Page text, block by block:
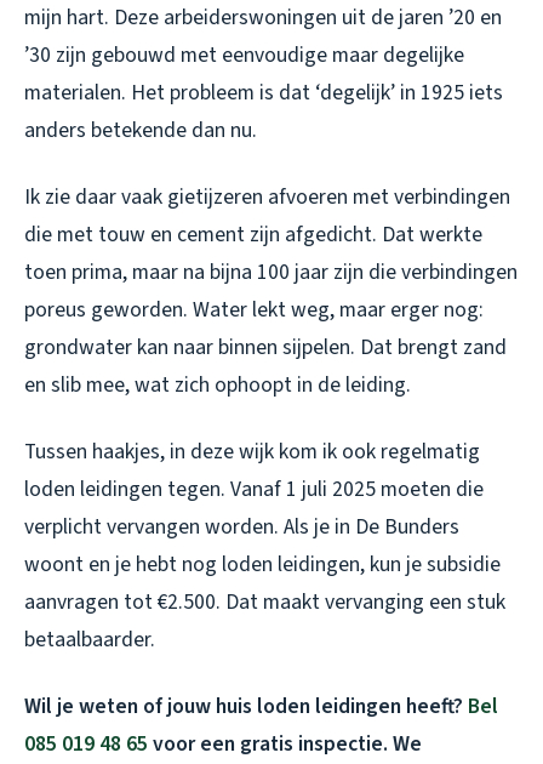
mijn hart. Deze arbeiderswoningen uit de jaren ’20 en
’30 zijn gebouwd met eenvoudige maar degelijke
materialen. Het probleem is dat ‘degelijk’ in 1925 iets
anders betekende dan nu.
Ik zie daar vaak gietijzeren afvoeren met verbindingen
die met touw en cement zijn afgedicht. Dat werkte
toen prima, maar na bijna 100 jaar zijn die verbindingen
poreus geworden. Water lekt weg, maar erger nog:
grondwater kan naar binnen sijpelen. Dat brengt zand
en slib mee, wat zich ophoopt in de leiding.
Tussen haakjes, in deze wijk kom ik ook regelmatig
loden leidingen tegen. Vanaf 1 juli 2025 moeten die
verplicht vervangen worden. Als je in De Bunders
woont en je hebt nog loden leidingen, kun je subsidie
aanvragen tot €2.500. Dat maakt vervanging een stuk
betaalbaarder.
Wil je weten of jouw huis loden leidingen heeft? Bel
085 019 48 65 voor een gratis inspectie. We